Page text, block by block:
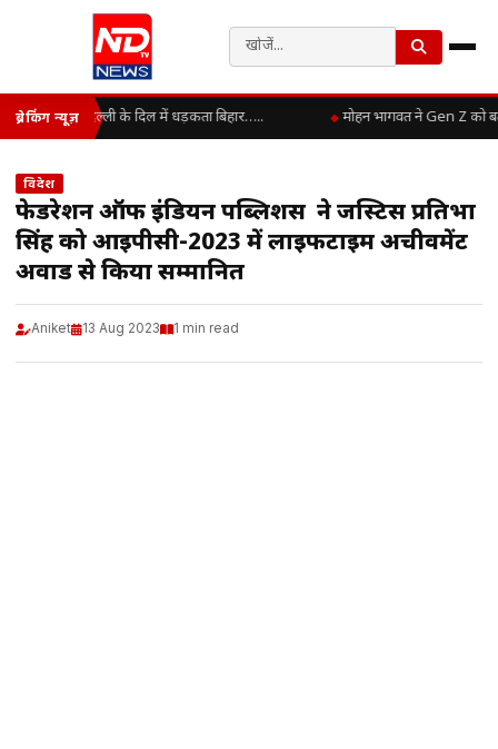
ब्रेकिंग न्यूज़ दिल्ली के दिल में धड़कता बिहार….. मोहन भागवत ने Gen Z को
विदेश
फेडरेशन ऑफ इंडियन पब्लिशर्स ने जस्टिस प्रतिभा
सिंह को आईपीसी-2023 में लाइफटाइम अचीवमेंट
अवार्ड से किया सम्मानित
Aniket 13 Aug 2023 1 min read